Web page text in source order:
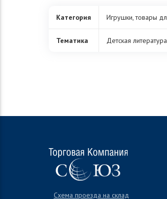
Категория Игрушки, товары
Тематика Детская литература
Схема проезда на склад